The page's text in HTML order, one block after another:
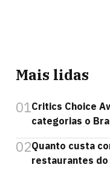
Mais lidas
01Critics Choice
categorias o
02Quanto custa
restaurantes